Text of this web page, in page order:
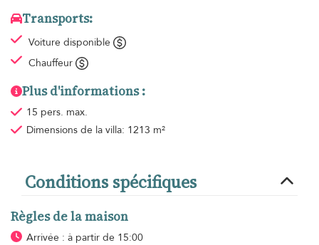
Transports:
Voiture disponible
Chauffeur
Plus d'informations :
15 pers. max.
Dimensions de la villa: 1213 m²
Conditions spécifiques
Règles de la maison
Arrivée : à partir de 15:00